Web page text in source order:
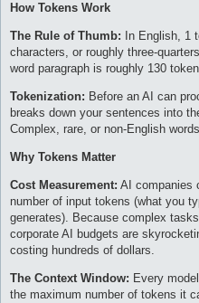
How Tokens Work
The Rule of Thumb: In English, 1
characters, or roughly three-
word paragraph is roughly 130
Tokenization: Before an AI can
breaks down your sentences into
Complex, rare, or non-English
Why Tokens Matter
Cost Measurement: AI companies
number of input tokens (what you
generates). Because complex
corporate AI budgets are
costing hundreds of dollars.
The Context Window: Every
the maximum number of tokens it